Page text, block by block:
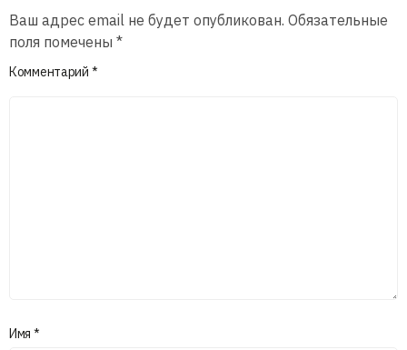
Ваш адрес email не будет опубликован. Обязательные
поля помечены *
Комментарий *
Имя *